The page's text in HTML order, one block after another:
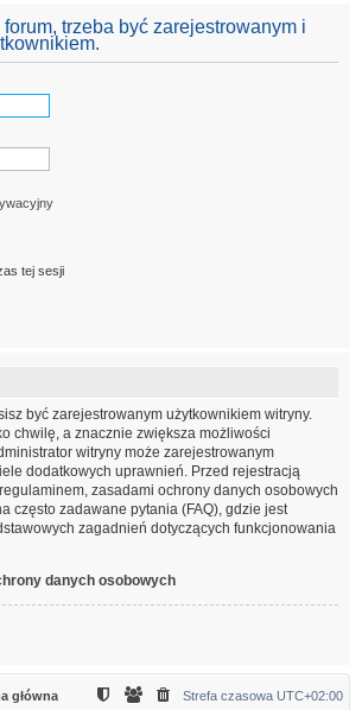
trzeba być zarejestrowanym i
tej sesji
być zarejestrowanym użytkownikiem witryny.
chwilę, a znacznie zwiększa możliwości
witryny może zarejestrowanym
dodatkowych uprawnień. Przed rejestracją
zasadami ochrony danych osobowych
często zadawane pytania (FAQ), gdzie jest
zagadnień dotyczących funkcjonowania
danych osobowych
główna Strefa czasowa UTC+02:00